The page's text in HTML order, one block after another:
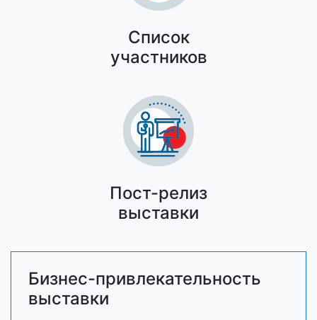
Список
участников
Пост-релиз
выставки
Бизнес-привлекательность
выставки